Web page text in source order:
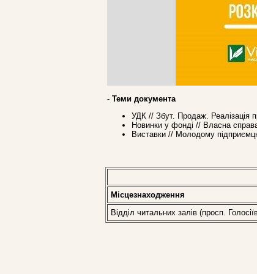
- Теми документа
УДК // Збут. Продаж. Реалізація
Новинки у фонді // Власна
Виставки // Молодому
Місцезнаходження
Відділ читальних залів (просп.